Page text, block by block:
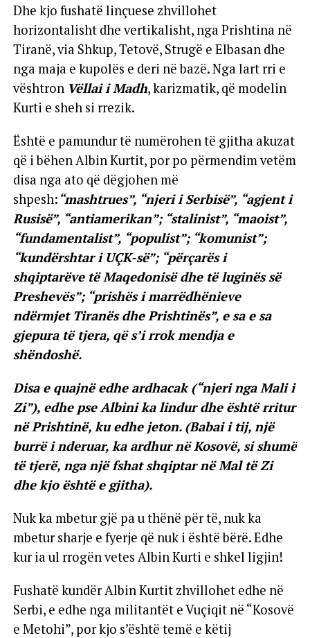
Dhe kjo fushatë linçuese zhvillohet
horizontalisht dhe vertikalisht, nga Prishtina në
Tiranë, via Shkup, Tetovë, Strugë e Elbasan dhe
nga maja e kupolës e deri në bazë. Nga lart rri e
vështron Vëllai i Madh, karizmatik, që modelin
Kurti e sheh si rrezik.
Është e pamundur të numërohen të gjitha akuzat
që i bëhen Albin Kurtit, por po përmendim vetëm
disa nga ato që dëgjohen më
shpesh: “mashtrues”, “njeri i Serbisë”, “agjent i
Rusisë”, “antiamerikan”; “stalinist”, “maoist”,
“fundamentalist”, “populist”; “komunist”;
“kundërshtar i UÇK-së”; “përçarës i
shqiptarëve të Maqedonisë dhe të luginës së
Preshevës”; “prishës i marrëdhënieve
ndërmjet Tiranës dhe Prishtinës”, e sa e sa
gjepura të tjera, që s’i rrok mendja e
shëndoshë.
Disa e quajnë edhe ardhacak (“njeri nga Mali i
Zi”), edhe pse Albini ka lindur dhe është rritur
në Prishtinë, ku edhe jeton. (Babai i tij, një
burrë i nderuar, ka ardhur në Kosovë, si shumë
të tjerë, nga një fshat shqiptar në Mal të Zi
dhe kjo është e gjitha).
Nuk ka mbetur gjë pa u thënë për të, nuk ka
mbetur sharje e fyerje që nuk i është bërë. Edhe
kur ia ul rrogën vetes Albin Kurti e shkel ligjin!
Fushatë kundër Albin Kurtit zhvillohet edhe në
Serbi, e edhe nga militantët e Vuçiqit në “Kosovë
e Metohi”, por kjo s’është temë e këtij